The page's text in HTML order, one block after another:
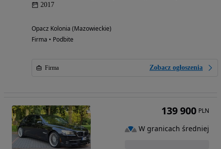
2017
Opacz Kolonia (Mazowieckie)
Firma • Podbite
Firma Zobacz ogłoszenia
139 900 PLN
W granicach średniej